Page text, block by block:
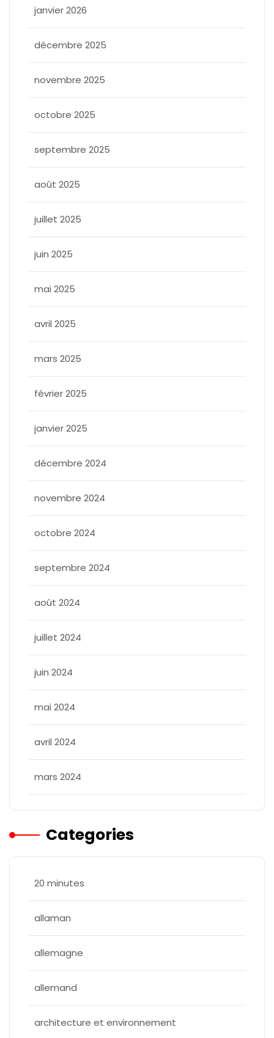
janvier 2026
décembre 2025
novembre 2025
octobre 2025
septembre 2025
août 2025
juillet 2025
juin 2025
mai 2025
avril 2025
mars 2025
février 2025
janvier 2025
décembre 2024
novembre 2024
octobre 2024
septembre 2024
août 2024
juillet 2024
juin 2024
mai 2024
avril 2024
mars 2024
Categories
20 minutes
allaman
allemagne
allemand
architecture et environnement